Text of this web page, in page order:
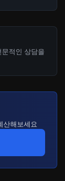
적인 상담을
산해보세요